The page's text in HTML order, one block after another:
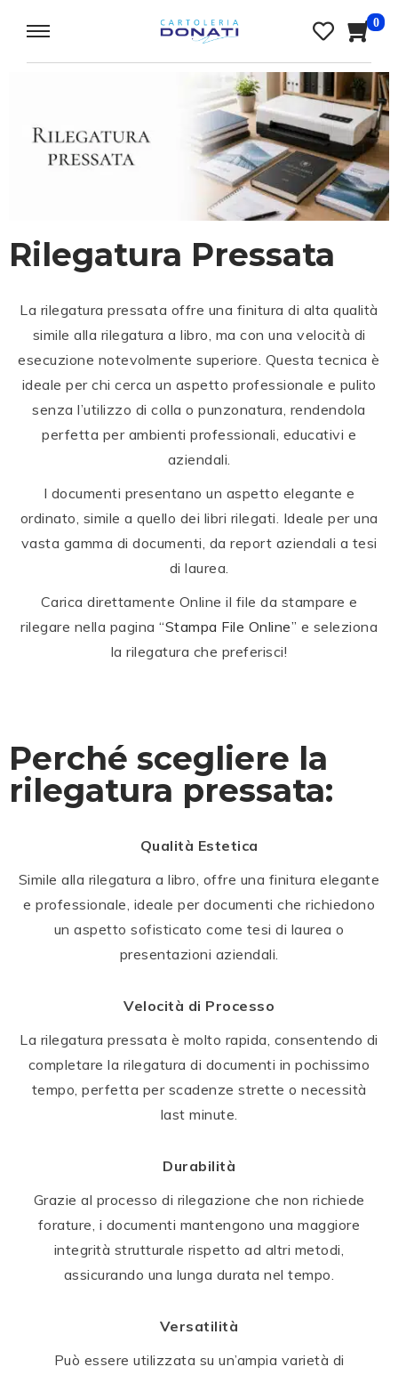
0
Rilegatura Pressata
La rilegatura pressata offre una finitura di alta qualità
simile alla rilegatura a libro, ma con una velocità di
esecuzione notevolmente superiore. Questa tecnica è
ideale per chi cerca un aspetto professionale e pulito
senza l’utilizzo di colla o punzonatura, rendendola
perfetta per ambienti professionali, educativi e
aziendali.
I documenti presentano un aspetto elegante e
ordinato, simile a quello dei libri rilegati. Ideale per una
vasta gamma di documenti, da report aziendali a tesi
di laurea.
Carica direttamente Online il file da stampare e
rilegare nella pagina “Stampa File Online” e seleziona
la rilegatura che preferisci!
Perché scegliere la
rilegatura pressata:
Qualità Estetica
Simile alla rilegatura a libro, offre una finitura elegante
e professionale, ideale per documenti che richiedono
un aspetto sofisticato come tesi di laurea o
presentazioni aziendali.
Velocità di Processo
La rilegatura pressata è molto rapida, consentendo di
completare la rilegatura di documenti in pochissimo
tempo, perfetta per scadenze strette o necessità
last minute.
Durabilità
Grazie al processo di rilegazione che non richiede
forature, i documenti mantengono una maggiore
integrità strutturale rispetto ad altri metodi,
assicurando una lunga durata nel tempo.
Versatilità
Può essere utilizzata su un’ampia varietà di